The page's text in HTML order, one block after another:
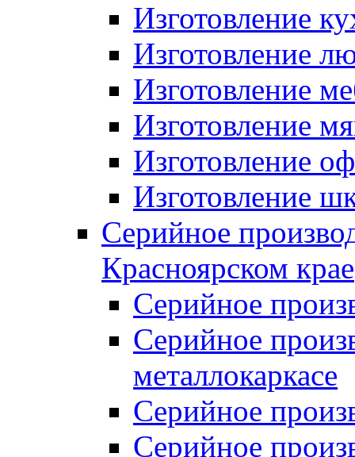
Изготовление
Изготовление
Изготовление
Изготовление
Изготовление
Изготовление
Серийное
Красноярском крае
Серийное
Серийное
металлокаркасе
Серийное
Серийное